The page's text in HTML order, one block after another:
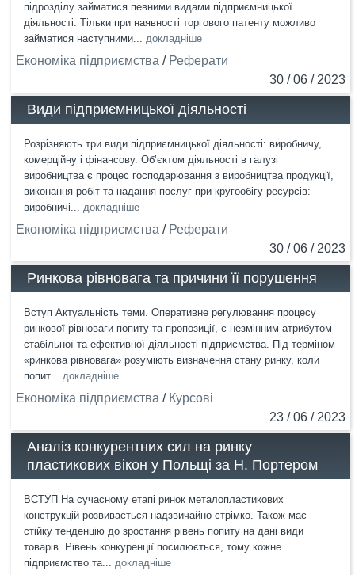
підрозділу займатися певними видами підприємницької
діяльності. Тільки при наявності торгового патенту можливо
займатися наступними... докладніше
Економіка підприємства / Реферати
30 / 06 / 2023
Види підприємницької діяльності
Розрізняють три види підприємницької діяльності: виробничу,
комерційну і фінансову. Об’єктом діяльності в галузі
виробництва є процес господарювання з виробництва продукції,
виконання робіт та надання послуг при кругообігу ресурсів:
виробничі... докладніше
Економіка підприємства / Реферати
30 / 06 / 2023
Ринкова рівновага та причини її порушення
Вступ Актуальність теми. Оперативне регулювання процесу
ринкової рівноваги попиту та пропозиції, є незмінним атрибутом
стабільної та ефективної діяльності підприємства. Під терміном
«ринкова рівновага» розуміють визначення стану ринку, коли
попит... докладніше
Економіка підприємства / Курсові
23 / 06 / 2023
Аналіз конкурентних сил на ринку
пластикових вікон у Польщі за Н. Портером
ВСТУП На сучасному етапі ринок металопластикових
конструкцій розвивається надзвичайно стрімко. Також має
стійку тенденцію до зростання рівень попиту на дані види
товарів. Рівень конкуренції посилюється, тому кожне
підприємство та... докладніше